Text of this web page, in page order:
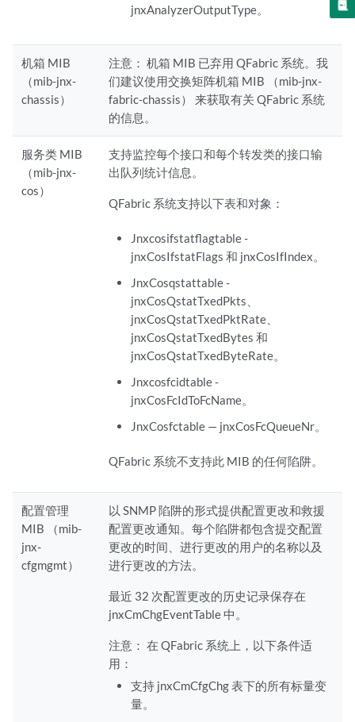
jnxAnalyzerOutputType。
机箱 MIB
（mib-jnx-
chassis）
注意： 机箱 MIB 已弃用 QFabric 系统。我
们建议使用交换矩阵机箱 MIB （mib-jnx-
fabric-chassis） 来获取有关 QFabric 系统
的信息。
服务类 MIB
（mib-jnx-
cos）
支持监控每个接口和每个转发类的接口输
出队列统计信息。
QFabric 系统支持以下表和对象：
Jnxcosifstatflagtable -
jnxCosIfstatFlags 和 jnxCosIfIndex。
JnxCosqstattable -
jnxCosQstatTxedPkts、
jnxCosQstatTxedPktRate、
jnxCosQstatTxedBytes 和
jnxCosQstatTxedByteRate。
Jnxcosfcidtable -
jnxCosFcIdToFcName。
JnxCosfctable — jnxCosFcQueueNr。
QFabric 系统不支持此 MIB 的任何陷阱。
配置管理
MIB （mib-
jnx-
cfgmgmt）
以 SNMP 陷阱的形式提供配置更改和救援
配置更改通知。每个陷阱都包含提交配置
更改的时间、进行更改的用户的名称以及
进行更改的方法。
最近 32 次配置更改的历史记录保存在
jnxCmChgEventTable 中。
注意： 在 QFabric 系统上，以下条件适
用：
支持 jnxCmCfgChg 表下的所有标量变
量。